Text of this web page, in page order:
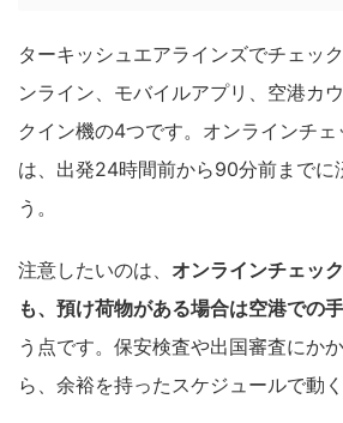
ターキッシュエアラインズでチェッ
ンライン、モバイルアプリ、空港カ
クイン機の4つです。オンラインチ
は、出発24時間前から90分前までに
う。
注意したいのは、 オンラインチェッ
も、預け荷物がある場合は空港での
う点です。保安検査や出国審査にか
ら、余裕を持ったスケジュールで動